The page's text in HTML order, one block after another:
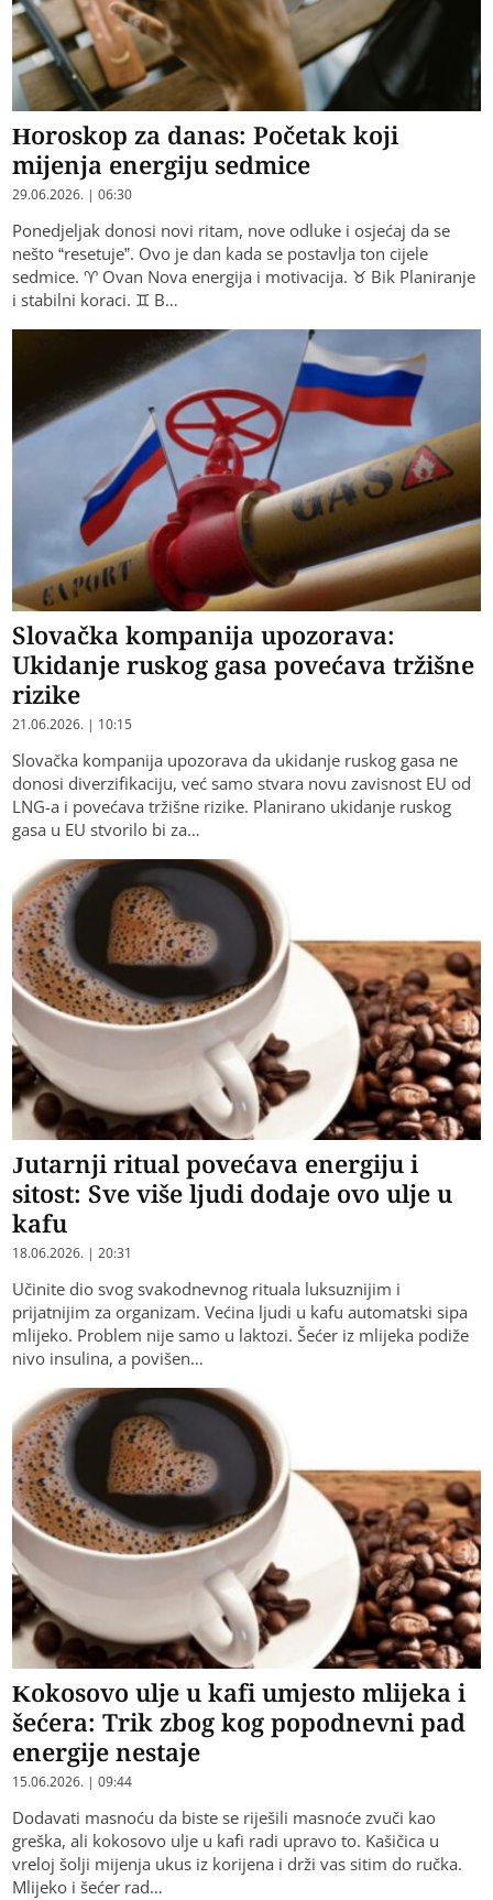
Horoskop za danas: Početak koji
mijenja energiju sedmice
29.06.2026. | 06:30
Ponedjeljak donosi novi ritam, nove odluke i osjećaj da se
nešto “resetuje”. Ovo je dan kada se postavlja ton cijele
sedmice. ♈ Ovan Nova energija i motivacija. ♉ Bik Planiranje
i stabilni koraci. ♊ B…
Slovačka kompanija upozorava:
Ukidanje ruskog gasa povećava tržišne
rizike
21.06.2026. | 10:15
Slovačka kompanija upozorava da ukidanje ruskog gasa ne
donosi diverzifikaciju, već samo stvara novu zavisnost EU od
LNG-a i povećava tržišne rizike. Planirano ukidanje ruskog
gasa u EU stvorilo bi za…
Jutarnji ritual povećava energiju i
sitost: Sve više ljudi dodaje ovo ulje u
kafu
18.06.2026. | 20:31
Učinite dio svog svakodnevnog rituala luksuznijim i
prijatnijim za organizam. Većina ljudi u kafu automatski sipa
mlijeko. Problem nije samo u laktozi. Šećer iz mlijeka podiže
nivo insulina, a povišen…
Kokosovo ulje u kafi umjesto mlijeka i
šećera: Trik zbog kog popodnevni pad
energije nestaje
15.06.2026. | 09:44
Dodavati masnoću da biste se riješili masnoće zvuči kao
greška, ali kokosovo ulje u kafi radi upravo to. Kašičica u
vreloj šolji mijenja ukus iz korijena i drži vas sitim do ručka.
Mlijeko i šećer rad…